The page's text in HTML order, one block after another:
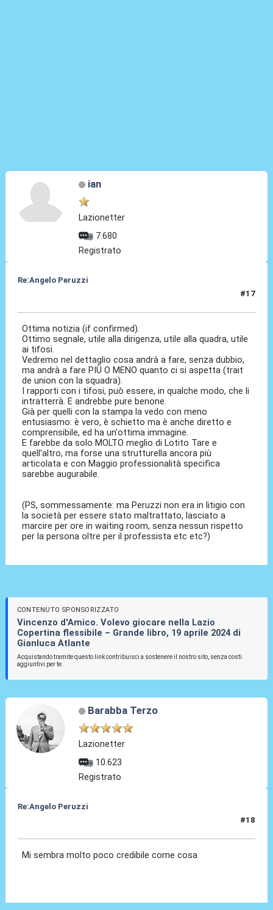
ian
Lazionetter
7.680
Registrato
Re:Angelo Peruzzi
#17
Ottima notizia (if confirmed).
Ottimo segnale, utile alla dirigenza, utile alla quadra, utile
ai tifosi.
Vedremo nel dettaglio cosa andrà a fare, senza dubbio,
ma andrà a fare PIÙ O MENO quanto ci si aspetta (trait
de union con la squadra).
I rapporti con i tifosi, può essere, in qualche modo, che li
intratterrà. E andrebbe pure benone.
Già per quelli con la stampa la vedo con meno
entusiasmo: è vero, è schietto ma è anche diretto e
comprensibile, ed ha un'ottima immagine.
E farebbe da solo MOLTO meglio di Lotito Tare e
quell'altro, ma forse una strutturella ancora più
articolata e con Maggio professionalità specifica
sarebbe augurabile.
(PS, sommessamente: ma Peruzzi non era in litigio con
la società per essere stato maltrattato, lasciato a
marcire per ore in waiting room, senza nessun rispetto
per la persona oltre per il professista etc etc?)
CONTENUTO SPONSORIZZATO
Vincenzo d'Amico. Volevo giocare nella Lazio
Copertina flessibile – Grande libro, 19 aprile 2024 di
Gianluca Atlante
Acquistando tramite questo link contribuisci a sostenere il nostro sito, senza costi
aggiuntivi per te.
Barabba Terzo
Lazionetter
10.623
Registrato
Re:Angelo Peruzzi
#18
Mi sembra molto poco credibile come cosa